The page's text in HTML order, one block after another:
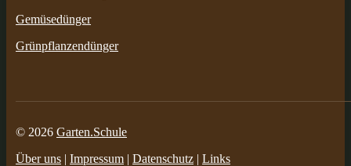
Gemüsedünger
Grünpflanzendünger
© 2026 Garten.Schule
Über uns | Impressum | Datenschutz | Links